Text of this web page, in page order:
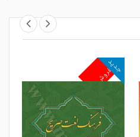
پرفروش
جدید